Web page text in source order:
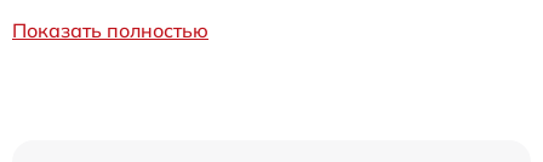
Показать полностью